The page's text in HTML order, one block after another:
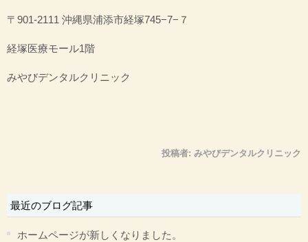
〒901-2111 沖縄県浦添市経塚745−7−７
経塚医療モール1階
みやびデンタルクリニック
投稿者: みやびデンタルクリニック
最近のブログ記事
ホームページが新しくなりました。